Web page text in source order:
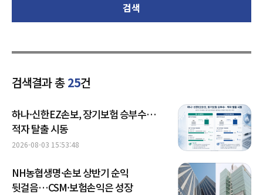
검색
검색결과 총25건
하나·신한EZ손보, 장기보험 승부수…
적자 탈출 시동
2026-08-03 15:53:48
NH농협생명·손보 상반기 순익
뒷걸음…CSM·보험손익은 성장